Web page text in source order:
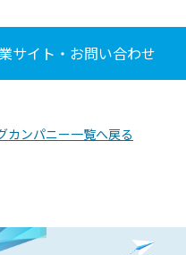
サイト・お問い合わせ
カンパニー一覧へ戻る